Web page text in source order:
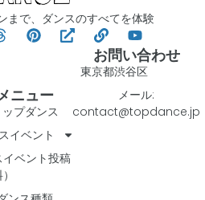
まで、ダンスのすべてを体験
ニュー
ップダンス
イベント
イベント投稿
お問い合わせ
東京都渋谷区
メール:
contact@topdance.jp